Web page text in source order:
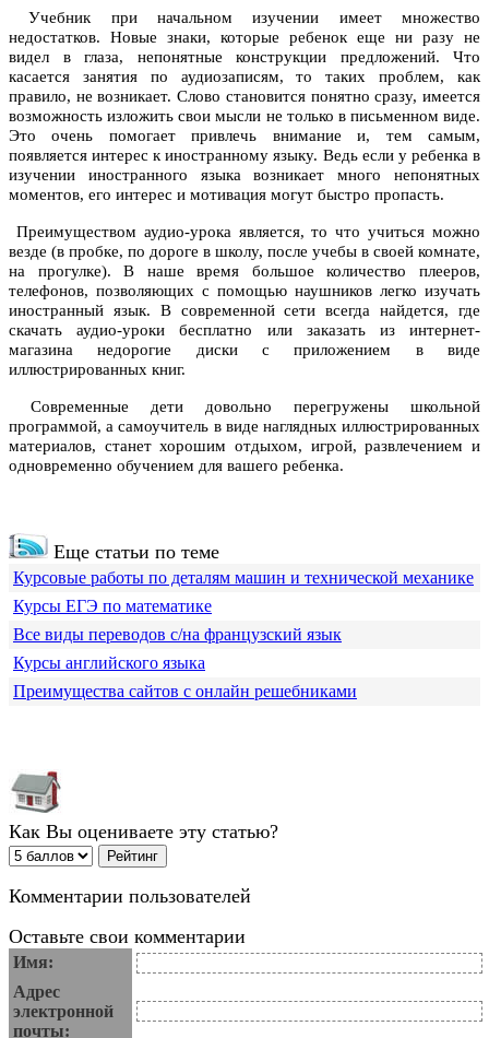
Учебник при начальном изучении имеет множество
недостатков. Новые знаки, которые ребенок еще ни разу не
видел в глаза, непонятные конструкции предложений. Что
касается занятия по аудиозаписям, то таких проблем, как
правило, не возникает. Слово становится понятно сразу, имеется
возможность изложить свои мысли не только в письменном виде.
Это очень помогает привлечь внимание и, тем самым,
появляется интерес к иностранному языку. Ведь если у ребенка в
изучении иностранного языка возникает много непонятных
моментов, его интерес и мотивация могут быстро пропасть.
Преимуществом аудио-урока является, то что учиться можно
везде (в пробке, по дороге в школу, после учебы в своей комнате,
на прогулке). В наше время большое количество плееров,
телефонов, позволяющих с помощью наушников легко изучать
иностранный язык. В современной сети всегда найдется, где
скачать аудио-уроки бесплатно или заказать из интернет-
магазина недорогие диски с приложением в виде
иллюстрированных книг.
Современные дети довольно перегружены школьной
программой, а самоучитель в виде наглядных иллюстрированных
материалов, станет хорошим отдыхом, игрой, развлечением и
одновременно обучением для вашего ребенка.
Еще статьи по теме
Курсовые работы по деталям машин и технической механике
Курсы ЕГЭ по математике
Все виды переводов с/на французский язык
Курсы английского языка
Преимущества сайтов с онлайн решебниками
Как Вы оцениваете эту статью?
Комментарии пользователей
Оставьте свои комментарии
Имя:
Адрес
электронной
почты: